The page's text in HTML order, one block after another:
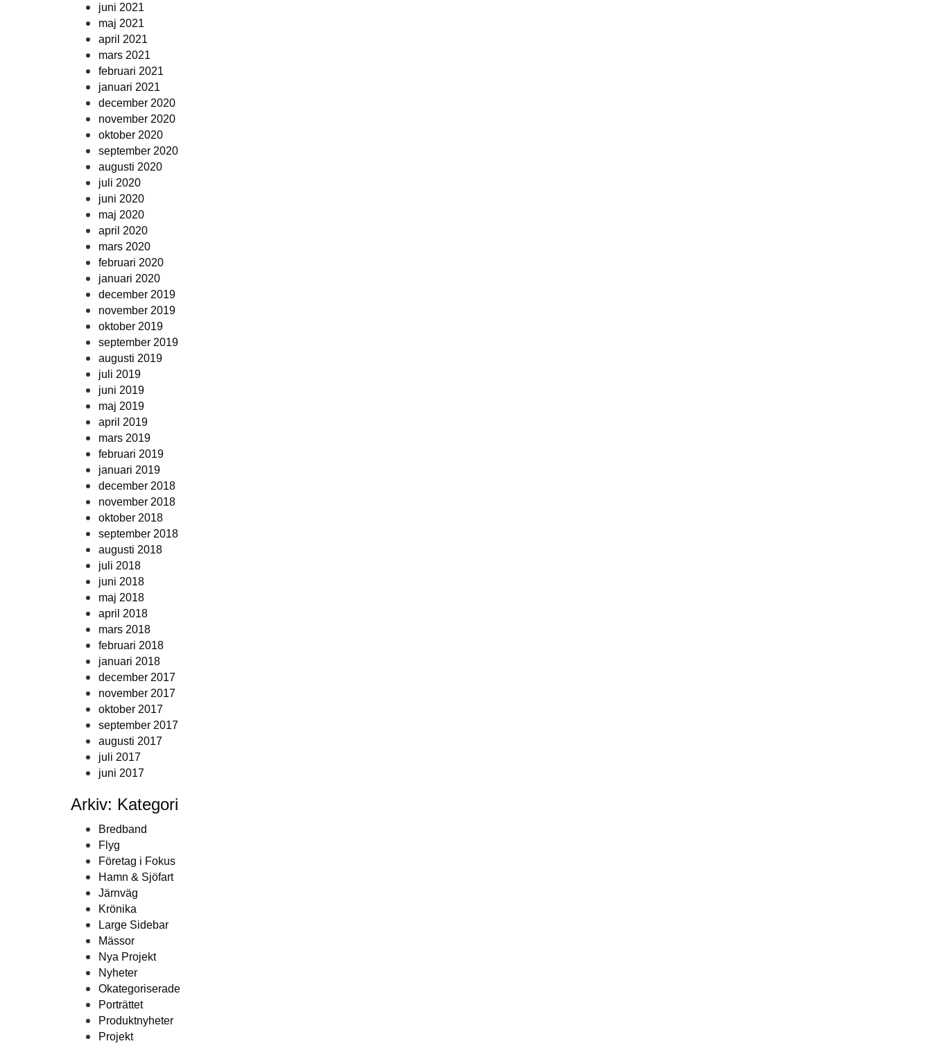
juni 2021
maj 2021
april 2021
mars 2021
februari 2021
januari 2021
december 2020
november 2020
oktober 2020
september 2020
augusti 2020
juli 2020
juni 2020
maj 2020
april 2020
mars 2020
februari 2020
januari 2020
december 2019
november 2019
oktober 2019
september 2019
augusti 2019
juli 2019
juni 2019
maj 2019
april 2019
mars 2019
februari 2019
januari 2019
december 2018
november 2018
oktober 2018
september 2018
augusti 2018
juli 2018
juni 2018
maj 2018
april 2018
mars 2018
februari 2018
januari 2018
december 2017
november 2017
oktober 2017
september 2017
augusti 2017
juli 2017
juni 2017
Arkiv: Kategori
Bredband
Flyg
Företag i Fokus
Hamn & Sjöfart
Järnväg
Krönika
Large Sidebar
Mässor
Nya Projekt
Nyheter
Okategoriserade
Porträttet
Produktnyheter
Projekt